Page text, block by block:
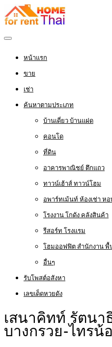
หน้าแรก
ขาย
เช่า
ค้นหาตามประเภท
บ้านเดี่ยว บ้านแฝด
คอนโด
ที่ดิน
อาคารพาณิชย์ ตึกแถว
ทาวน์เฮ้าส์ ทาวน์โฮม
อพาร์ทเม้นท์ ห้องเช่า ห
โรงงาน โกดัง คลังสินค้า
รีสอร์ท โรงแรม
โฮมออฟฟิต สำนักงาน พื้
อื่นๆ
รับโพสต์อสังหา
เลขเด็ดหวยดัง
เสนาคิทท์ รัตนา
บางกรวย-ไทรน้